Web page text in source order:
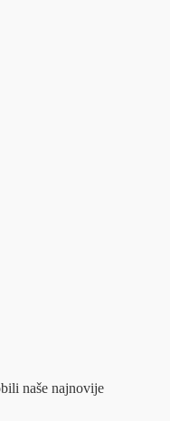
naše najnovije